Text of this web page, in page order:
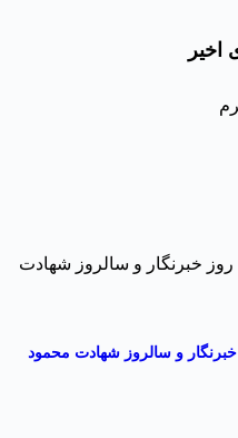
و سالروز شهادت محمود